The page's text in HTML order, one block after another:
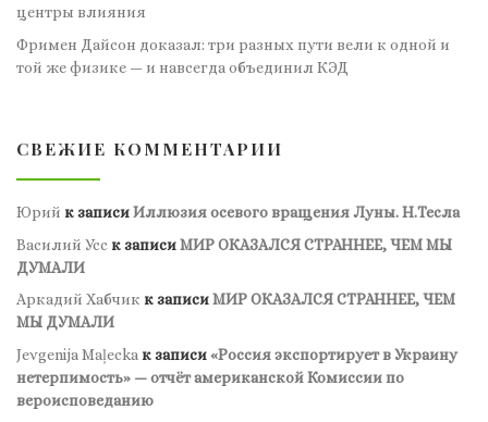
центры влияния
Фримен Дайсон доказал: три разных пути вели к одной и
той же физике — и навсегда объединил КЭД
СВЕЖИЕ КОММЕНТАРИИ
Юрий к записиИллюзия осевого вращения Луны. Н.Тесла
Василий Усс к записиМИР ОКАЗАЛСЯ СТРАННЕЕ, ЧЕМ МЫ
ДУМАЛИ
Аркадий Хабчик к записиМИР ОКАЗАЛСЯ СТРАННЕЕ, ЧЕМ
МЫ ДУМАЛИ
Jevgenija Maļecka к записи«Россия экспортирует в Украину
нетерпимость» — отчёт американской Комиссии по
вероисповеданию